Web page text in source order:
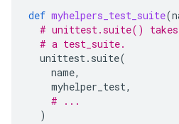
def myhelpers_test_suite(
# unittest.suite()
# a test_suite.
unittest. suite(
name,
myhelper_test,
# ...
)